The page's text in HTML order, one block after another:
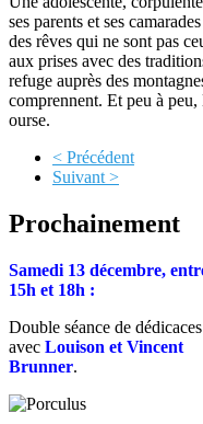
ses parents et ses
des rêves qui ne sont pas
aux prises avec des
refuge auprès des
comprennent. Et peu à
ourse.
< Précédent
Suivant >
Prochainement
Samedi 13 décembre,
15h et 18h :
Double séance de dédicaces
avec Louison et Vincent
Brunner.